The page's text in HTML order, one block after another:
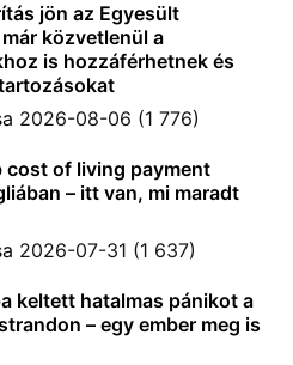
jön az Egyesült
közvetlenül a
is hozzáférhetnek és
2026-08-06 (1 776)
cost of living payment
– itt van, mi maradt
2026-07-31 (1 637)
keltett hatalmas pánikot a
– egy ember meg is